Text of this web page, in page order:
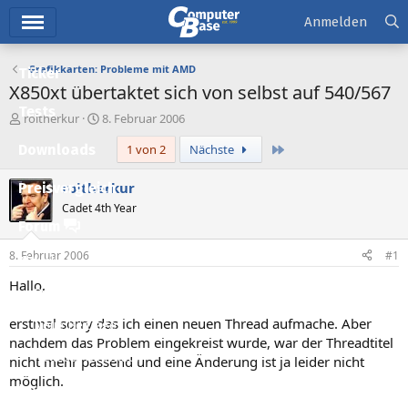
Ticker
Tests
Preisvergleich
Forum
Aktuelles
Empfohlene Inhalte
Neue Beiträge
Neueste Aktivitäten
Leserartikel
Anmelden
Grafikkarten: Probleme mit AMD
X850xt übertaktet sich von selbst auf 540/567
E
e
l
l
e
r
roitherkur
E
e
l
m
8. Februar 2006
1 von 2
Nächste
roitherkur
Cadet 4th Year
8. Februar 2006 #1
Hallo,
erstmal sorry das ich einen neuen Thread aufmache. Aber
nachdem das Problem eingekreist wurde, war der Threadtitel
nicht mehr passend und eine Änderung ist ja leider nicht
möglich.